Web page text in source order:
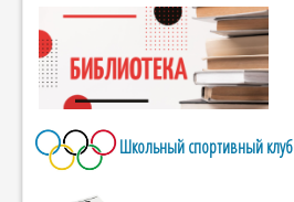
Школьный спортивный клуб